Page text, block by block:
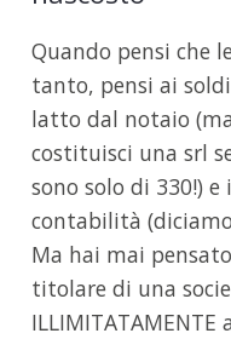
Quando pensi che
tanto, pensi ai
latto dal notaio
costituisci una srl
sono solo di 330!)
contabilità (diciamo
Ma hai mai
titolare di una